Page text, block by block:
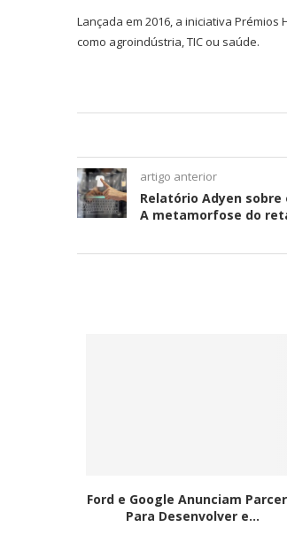
Lançada em 2016, a iniciativa
como agroindústria, TIC ou saúde.
artigo anterior
Relatório Adyen sobre
A metamorfose do
Ford e Google Anunciam
Para Desenvolver e...
Ironhack
tornar a